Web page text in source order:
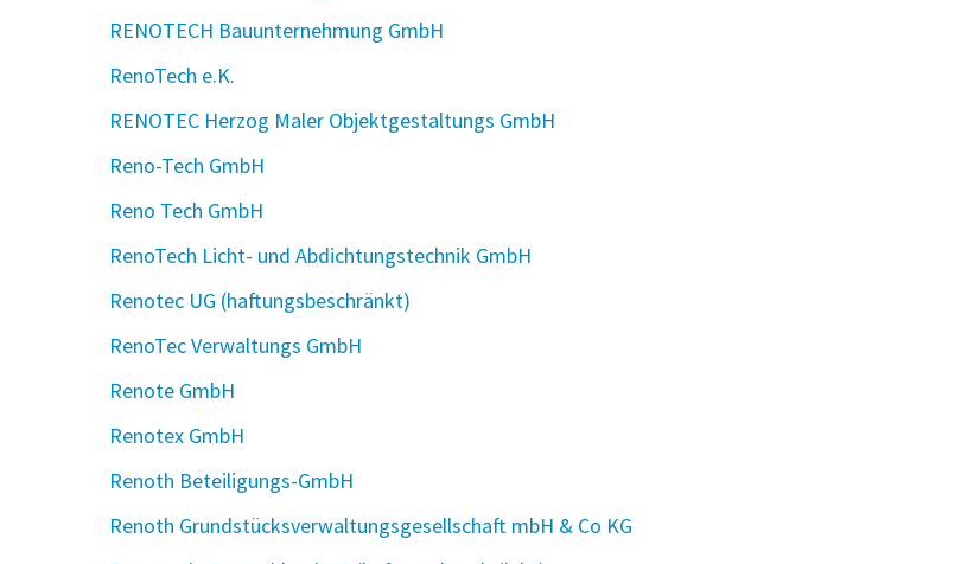
RENOTECH Bauunternehmung GmbH
RenoTech e.K.
RENOTEC Herzog Maler Objektgestaltungs GmbH
Reno-Tech GmbH
Reno Tech GmbH
RenoTech Licht- und Abdichtungstechnik GmbH
Renotec UG (haftungsbeschränkt)
RenoTec Verwaltungs GmbH
Renote GmbH
Renotex GmbH
Renoth Beteiligungs-GmbH
Renoth Grundstücksverwaltungsgesellschaft mbH & Co KG